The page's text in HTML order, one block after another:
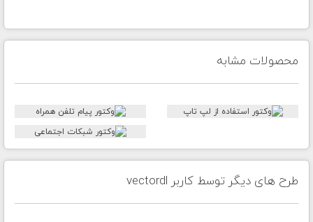
محصولات مشابه
طرح های دیگر توسط کاربر vectordl